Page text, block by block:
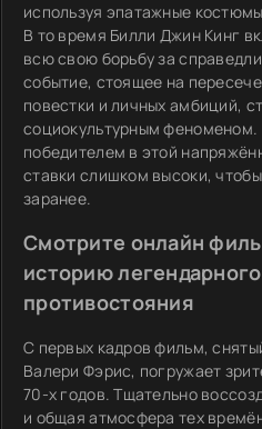
используя эпатажные
В то время Билли Джин Кинг
всю свою борьбу за
событие, стоящее на
повестки и личных амбиций,
социокультурным феноменом.
победителем в этой
ставки слишком высоки,
заранее.
Смотрите онлайн
историю
противостояния
С первых кадров фильм,
Валери Фэрис, погружает
70-х годов. Тщательно
и общая атмосфера тех